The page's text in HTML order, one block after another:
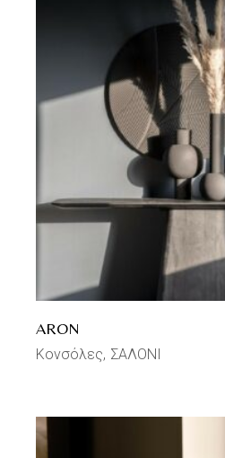
ARON
Κονσόλες ΣΑΛΟΝΙ